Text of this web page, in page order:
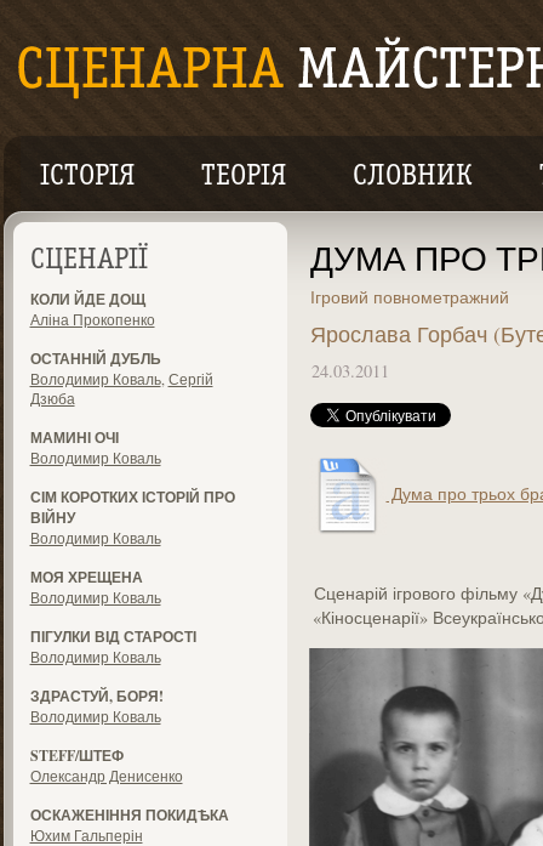
ІСТОРІЯ ТЕОРІЯ СЛОВНИК
СЦЕНАРІЇ
КОЛИ ЙДЕ ДОЩ
Аліна Прокопенко
ОСТАННІЙ ДУБЛЬ
Володимир Коваль, Сергій
Дзюба
МАМИНІ ОЧІ
Володимир Коваль
СІМ КОРОТКИХ ІСТОРІЙ ПРО
ВІЙНУ
Володимир Коваль
МОЯ ХРЕЩЕНА
Володимир Коваль
ПІГУЛКИ ВІД СТАРОСТІ
Володимир Коваль
ЗДРАСТУЙ, БОРЯ!
Володимир Коваль
STEFF/ШТЕФ
Олександр Денисенко
ОСКАЖЕНІННЯ ПОКИДѢКА
Юхим Гальперін
ДУМА ПРО
Ігровий повнометражний
Ярослава Горбач
24.03.2011
Дума про трьох
Сценарій ігрового фільму
«Кіносценарії»